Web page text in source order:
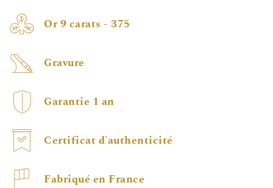
Or 9 carats - 375
Gravure
Garantie 1 an
Certificat d'authenticité
Fabriqué en France